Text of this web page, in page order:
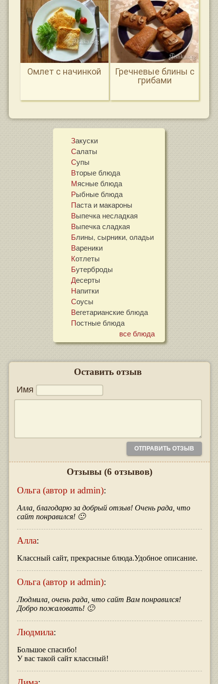
Омлет с начинкой
Гречневые блины с
грибами
Закуски
Салаты
Супы
Вторые блюда
Мясные блюда
Рыбные блюда
Паста и макароны
Выпечка несладкая
Выпечка сладкая
Блины, сырники, оладьи
Вареники
Котлеты
Бутерброды
Десерты
Напитки
Соусы
Вегетарианские блюда
Постные блюда
все блюда
Оставить отзыв
Имя
Отзывы (6 отзывов)
Ольга (автор и admin):
Алла, благодарю за добрый отзыв! Очень рада, что
сайт понравился! 🙂
Алла:
Классный сайт, прекрасные блюда.Удобное описание.
Ольга (автор и admin):
Людмила, очень рада, что сайт Вам понравился!
Добро пожаловать! 🙂
Людмила:
Большое спасибо!
У вас такой сайт классный!